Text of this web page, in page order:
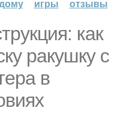
игры отзывы
как
ракушку с
в